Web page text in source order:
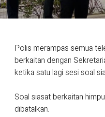
Polis merampas semua
berkaitan dengan
ketika satu lagi sesi soal
Soal siasat berkaitan
dibatalkan.